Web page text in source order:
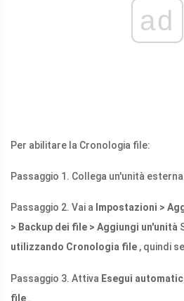
ad
Per abilitare la Cronologia file:
Passaggio 1. Collega un'unità
Passaggio 2. Vai a Impostazioni >
> Backup dei file > Aggiungi un'unità
utilizzando Cronologia file , quindi
Passaggio 3. Attiva Esegui
file .